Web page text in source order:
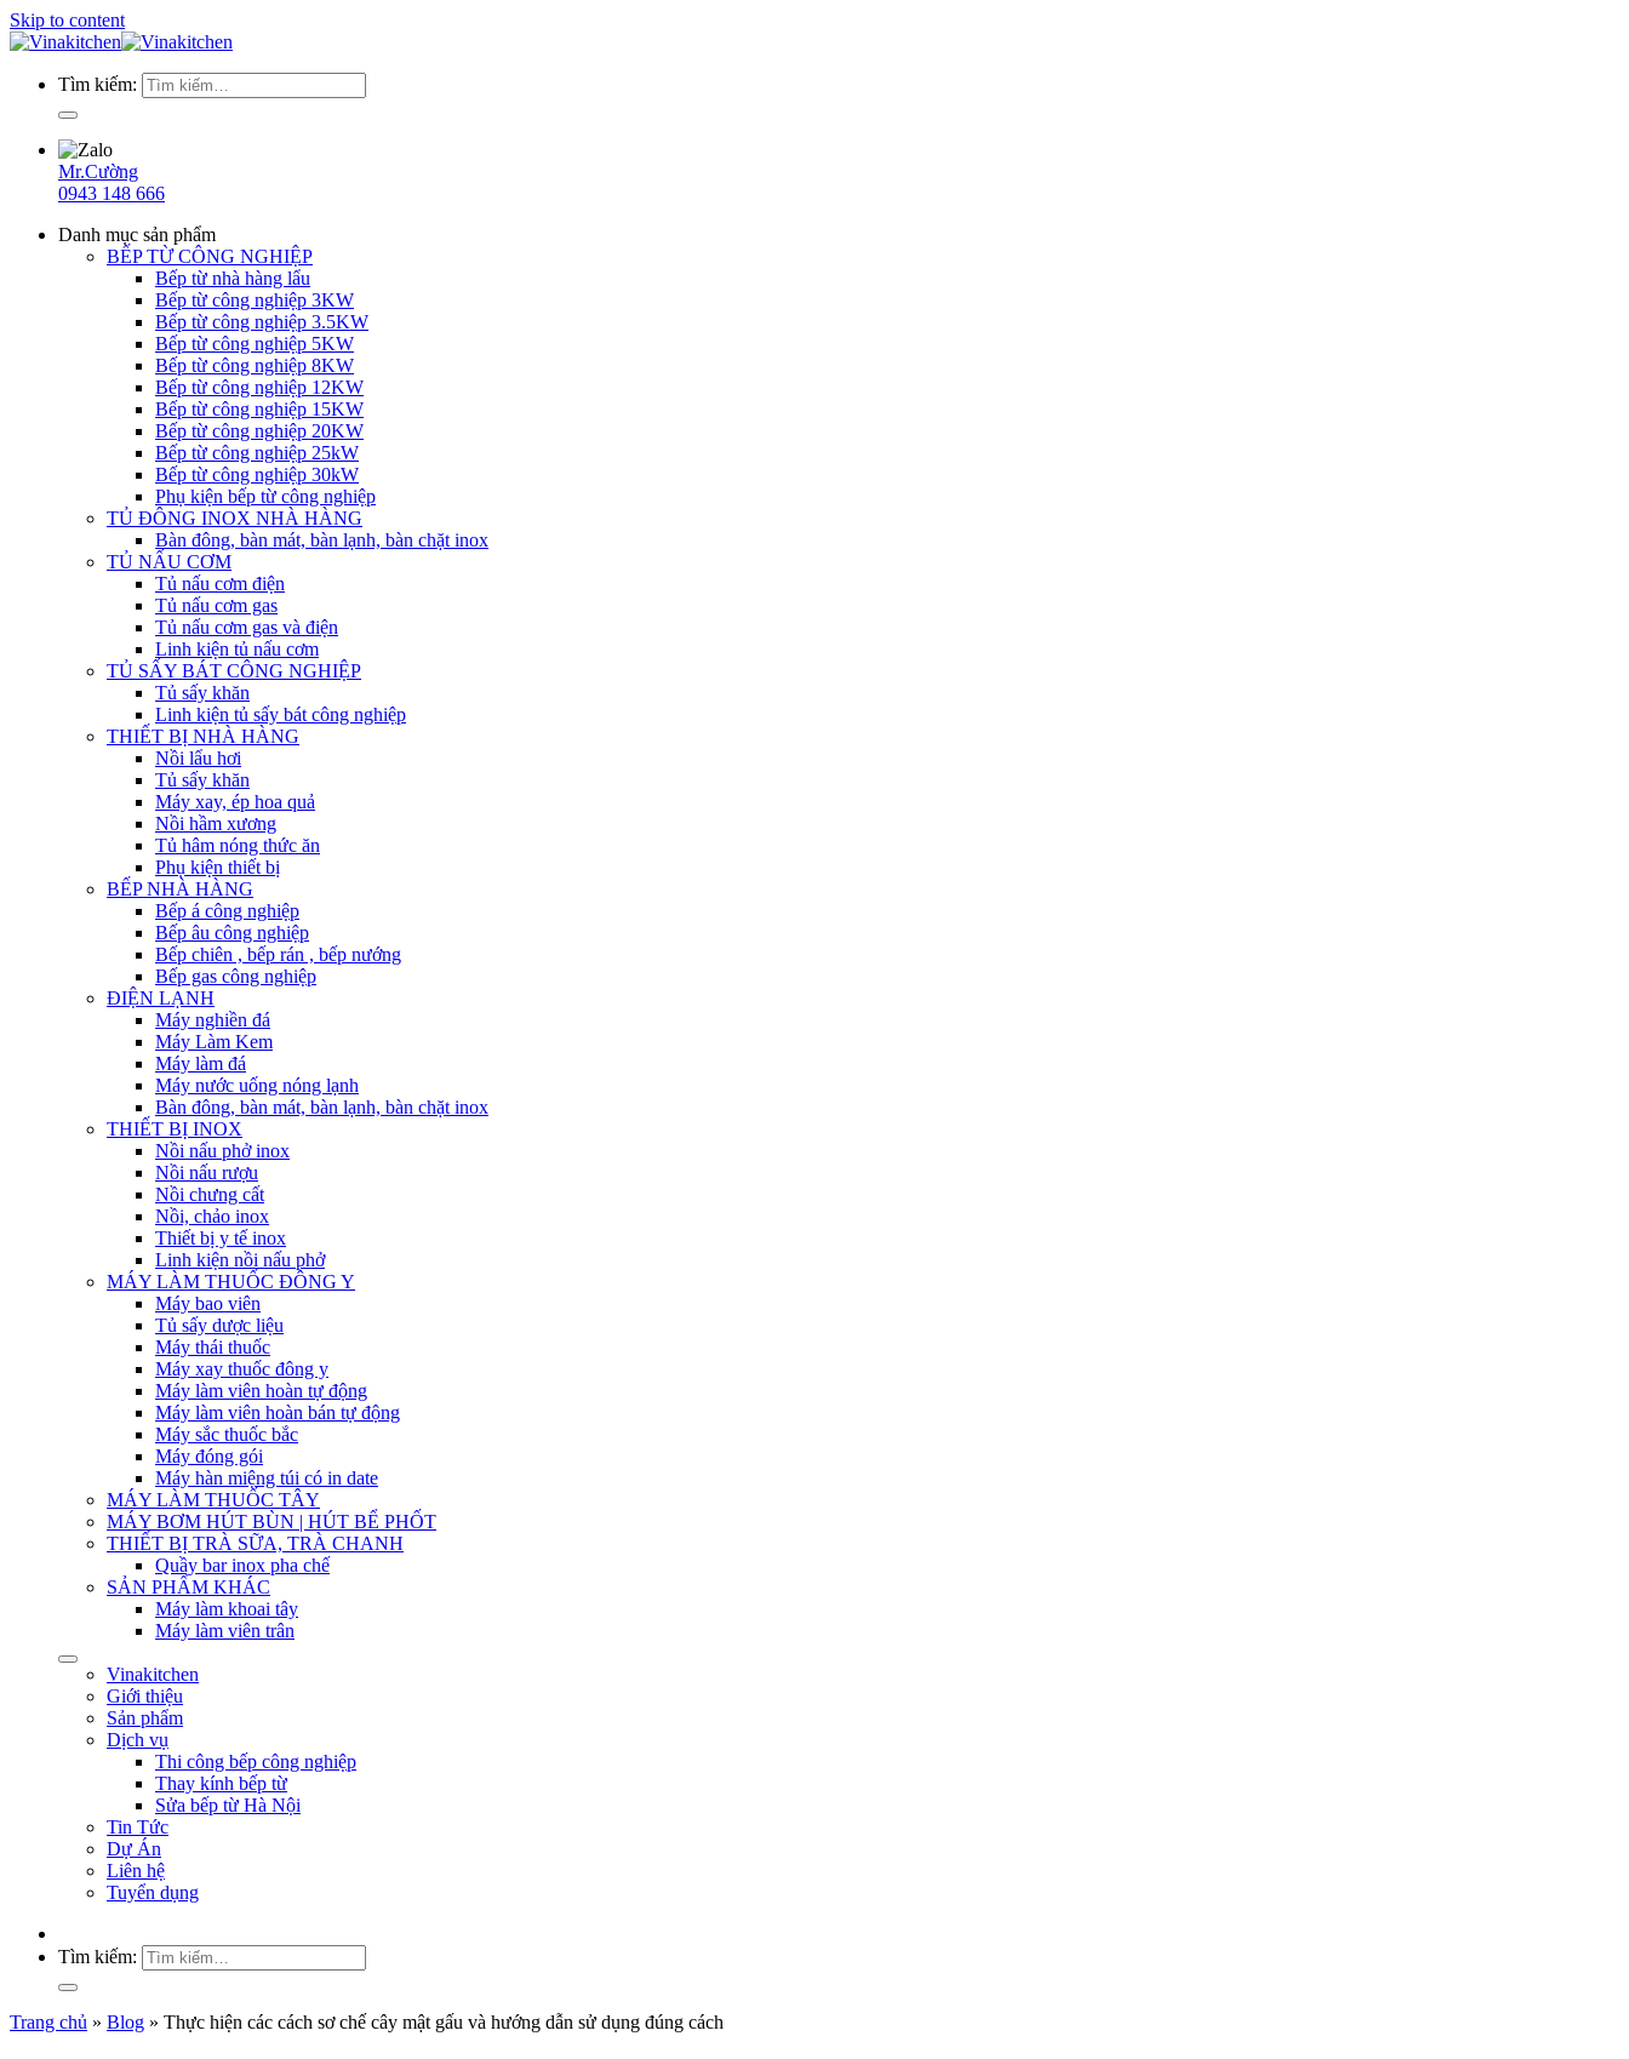
Skip to content
Tìm kiếm:
Mr.Cường
0943 148 666
Danh mục sản phẩm
BẾP TỪ CÔNG NGHIỆP
Bếp từ nhà hàng lẩu
Bếp từ công nghiệp 3KW
Bếp từ công nghiệp 3.5KW
Bếp từ công nghiệp 5KW
Bếp từ công nghiệp 8KW
Bếp từ công nghiệp 12KW
Bếp từ công nghiệp 15KW
Bếp từ công nghiệp 20KW
Bếp từ công nghiệp 25kW
Bếp từ công nghiệp 30kW
Phụ kiện bếp từ công nghiệp
TỦ ĐÔNG INOX NHÀ HÀNG
Bàn đông, bàn mát, bàn lạnh, bàn chặt inox
TỦ NẤU CƠM
Tủ nấu cơm điện
Tủ nấu cơm gas
Tủ nấu cơm gas và điện
Linh kiện tủ nấu cơm
TỦ SẤY BÁT CÔNG NGHIỆP
Tủ sấy khăn
Linh kiện tủ sấy bát công nghiệp
THIẾT BỊ NHÀ HÀNG
Nồi lẩu hơi
Tủ sấy khăn
Máy xay, ép hoa quả
Nồi hầm xương
Tủ hâm nóng thức ăn
Phụ kiện thiết bị
BẾP NHÀ HÀNG
Bếp á công nghiệp
Bếp âu công nghiệp
Bếp chiên , bếp rán , bếp nướng
Bếp gas công nghiệp
ĐIỆN LẠNH
Máy nghiền đá
Máy Làm Kem
Máy làm đá
Máy nước uống nóng lạnh
Bàn đông, bàn mát, bàn lạnh, bàn chặt inox
THIẾT BỊ INOX
Nồi nấu phở inox
Nồi nấu rượu
Nồi chưng cất
Nồi, chảo inox
Thiết bị y tế inox
Linh kiện nồi nấu phở
MÁY LÀM THUỐC ĐÔNG Y
Máy bao viên
Tủ sấy dược liệu
Máy thái thuốc
Máy xay thuốc đông y
Máy làm viên hoàn tự động
Máy làm viên hoàn bán tự động
Máy sắc thuốc bắc
Máy đóng gói
Máy hàn miệng túi có in date
MÁY LÀM THUỐC TÂY
MÁY BƠM HÚT BÙN | HÚT BỂ PHỐT
THIẾT BỊ TRÀ SỮA, TRÀ CHANH
Quầy bar inox pha chế
SẢN PHẨM KHÁC
Máy làm khoai tây
Máy làm viên trân
Vinakitchen
Giới thiệu
Sản phẩm
Dịch vụ
Thi công bếp công nghiệp
Thay kính bếp từ
Sửa bếp từ Hà Nội
Tin Tức
Dự Án
Liên hệ
Tuyển dụng
Tìm kiếm:
Trang chủ » Blog » Thực hiện các cách sơ chế cây mật gấu và hướng dẫn sử dụng đúng cách